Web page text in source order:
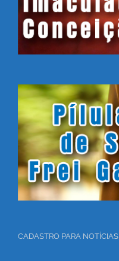
CADASTRO PARA NOTÍCIAS